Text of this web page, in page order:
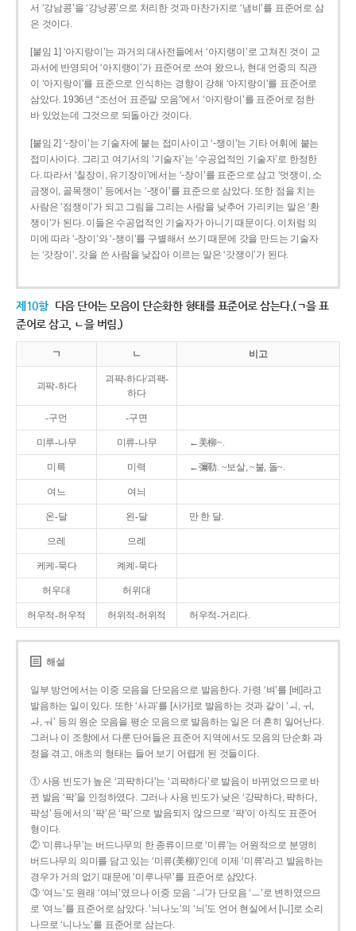
서 ‘강남콩’을 ‘강낭콩’으로 처리한 것과 마찬가지로 ‘냄비’를 표준어로 삼
은 것이다.
[붙임 1] ‘아지랑이’는 과거의 대사전들에서 ‘아지랭이’로 고쳐진 것이 교
과서에 반영되어 ‘아지랭이’가 표준어로 쓰여 왔으나, 현대 언중의 직관
이 ‘아지랑이’를 표준으로 인식하는 경향이 강해 ‘아지랑이’를 표준어로
삼았다. 1936년 “조선어 표준말 모음”에서 ‘아지랑이’를 표준어로 정한
바 있었는데 그것으로 되돌아간 것이다.
[붙임 2] ‘-장이’는 기술자에 붙는 접미사이고 ‘-쟁이’는 기타 어휘에 붙는
접미사이다. 그리고 여기서의 ‘기술자’는 ‘수공업적인 기술자’로 한정한
다. 따라서 ‘칠장이, 유기장이’에서는 ‘-장이’를 표준으로 삼고 ‘멋쟁이, 소
금쟁이, 골목쟁이’ 등에서는 ‘-쟁이’를 표준으로 삼았다. 또한 점을 치는
사람은 ‘점쟁이’가 되고 그림을 그리는 사람을 낮추어 가리키는 말은 ‘환
쟁이’가 된다. 이들은 수공업적인 기술자가 아니기 때문이다. 이처럼 의
미에 따라 ‘-장이’와 ‘-쟁이’를 구별해서 쓰기 때문에 갓을 만드는 기술자
는 ‘갓장이’, 갓을 쓴 사람을 낮잡아 이르는 말은 ‘갓쟁이’가 된다.
제10항 다음 단어는 모음이 단순화한 형태를 표준어로 삼는다.(ㄱ을 표
준어로 삼고, ㄴ을 버림.)
ㄱ ㄴ 비고
괴팍-하다
괴퍅-하다/괴팩-
하다
-구먼 -구면
미루-나무 미류-나무 ←美柳~.
미륵 미력 ←彌勒. ~보살, ~불, 돌~.
여느 여늬
온-달 왼-달 만 한 달.
으레 으례
케케-묵다 켸켸-묵다
허우대 허위대
허우적-허우적 허위적-허위적 허우적-거리다.
해설
일부 방언에서는 이중 모음을 단모음으로 발음한다. 가령 ‘벼’를 [베]라고
발음하는 일이 있다. 또한 ‘사과’를 [사가]로 발음하는 것과 같이 ‘ㅚ, ㅟ,
ㅘ, ㅝ’ 등의 원순 모음을 평순 모음으로 발음하는 일은 더 흔히 일어난다.
그러나 이 조항에서 다룬 단어들은 표준어 지역에서도 모음의 단순화 과
정을 겪고, 애초의 형태는 들어 보기 어렵게 된 것들이다.
① 사용 빈도가 높은 ‘괴퍅하다’는 ‘괴팍하다’로 발음이 바뀌었으므로 바
뀐 발음 ‘팍’을 인정하였다. 그러나 사용 빈도가 낮은 ‘강퍅하다, 퍅하다,
퍅성’ 등에서의 ‘퍅’은 ‘팍’으로 발음되지 않으므로 ‘퍅’이 아직도 표준어
형이다.
② ‘미류나무’는 버드나무의 한 종류이므로 ‘미류’는 어원적으로 분명히
버드나무의 의미를 담고 있는 ‘미류(美柳)’인데 이제 ‘미류’라고 발음하는
경우가 거의 없기 때문에 ‘미루나무’를 표준어로 삼았다.
③ ‘여느’도 원래 ‘여늬’였으나 이중 모음 ‘ㅢ’가 단모음 ‘ㅡ’로 변하였으므
로 ‘여느’를 표준어로 삼았다. ‘늬나노’의 ‘늬’도 언어 현실에서 [니]로 소리
나므로 ‘니나노’를 표준어로 삼는다.